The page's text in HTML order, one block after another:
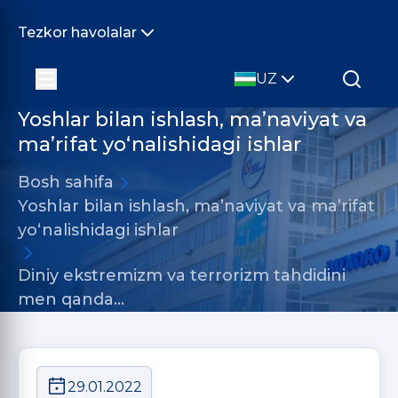
Tezkor havolalar
UZ
Yoshlar bilan ishlash, ma’naviyat va
ma’rifat yo‘nalishidagi ishlar
Bosh sahifa
Yoshlar bilan ishlash, ma’naviyat va ma’rifat
yo‘nalishidagi ishlar
Diniy ekstremizm va terrorizm tahdidini
men qanda…
29.01.2022